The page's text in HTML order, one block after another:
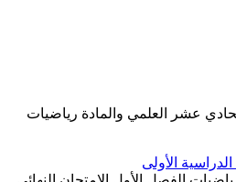
عشر العلمي والمادة رياضيات